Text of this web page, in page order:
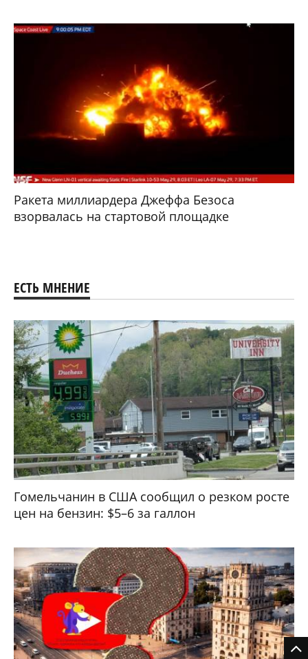
Ракета миллиардера Джеффа Безоса
взорвалась на стартовой площадке
ЕСТЬ МНЕНИЕ
Гомельчанин в США сообщил о резком росте
цен на бензин: $5–6 за галлон